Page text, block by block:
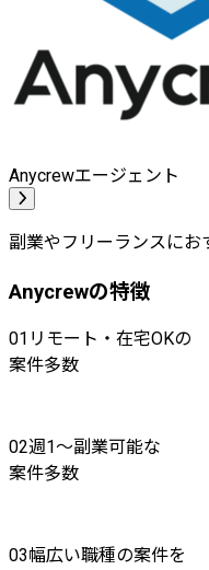
Anycrewエージェント
副業やフリーランスにお
Anycrewの特徴
01 リモート・在宅OKの
案件多数
02週1〜副業可能な
案件多数
03幅広い職種の案件を